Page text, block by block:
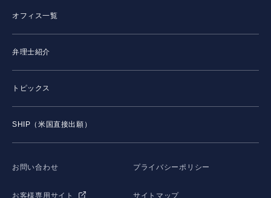
オフィス一覧
弁理士紹介
トピックス
SHIP（米国直接出願）
お問い合わせ
お客様専用サイト
プライバシーポリシー
サイトマップ